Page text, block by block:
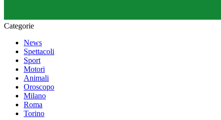
Categorie
News
Spettacoli
Sport
Motori
Animali
Oroscopo
Milano
Roma
Torino